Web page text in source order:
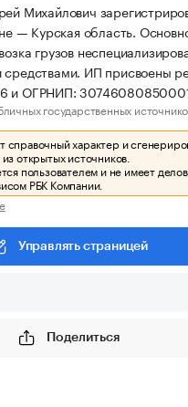
Михайлович
— Курская область.
грузов
ИП присвоены
и ОГРНИП:
государственных
характер и
открытых источников.
пользователем и не имеет
РБК Компании.
Управлять страницей
Поделиться